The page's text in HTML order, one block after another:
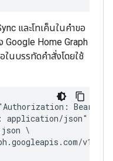
และโทเค็นในคำขอ
Google Home Graph
ในบรรทัดคำสั่งโดยใช้
Bearer
application/json" \
\